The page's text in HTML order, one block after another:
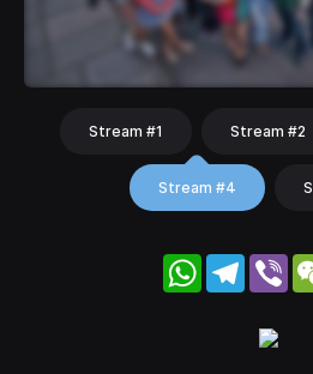
Stream #1 Stream #2
Stream #4
WhatsApp